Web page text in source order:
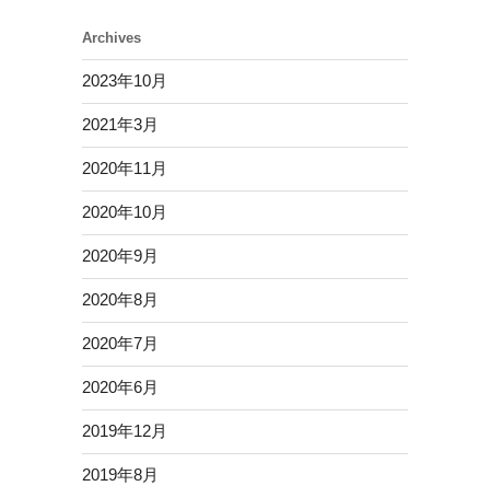
Archives
2023年10月
2021年3月
2020年11月
2020年10月
2020年9月
2020年8月
2020年7月
2020年6月
2019年12月
2019年8月